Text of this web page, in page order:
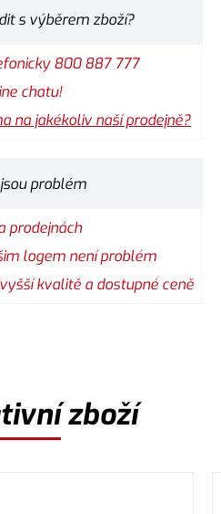
s výběrem zboží?
800 887 777
chatu!
na jakékoliv naší prodejně?
problém
prodejnách
logem není problém
kvalitě a dostupné ceně
zboží